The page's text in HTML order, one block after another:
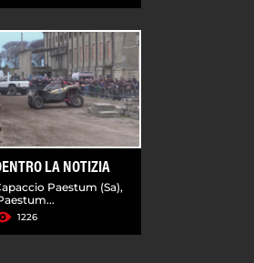
LA NOTIZIA
Paestum (Sa),
1226